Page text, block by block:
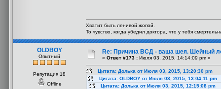
Хватит быть ленивой жопой.
То чувство, когда убедил доктора, что у тебя
OLDBOY
Опытный
Репутация 18
Offline
Re: Причина ВСД - ваша шея. Шейный
« Ответ #173 : Июля 03, 2015, 14:14:09 pm »
Цитата: Долька от Июля 03, 2015, 13:20:30 pm
Цитата: OLDBOY от Июля 03, 2015, 13:04:11 pm
Цитата: Долька от Июля 03, 2015, 12:15:08 pm